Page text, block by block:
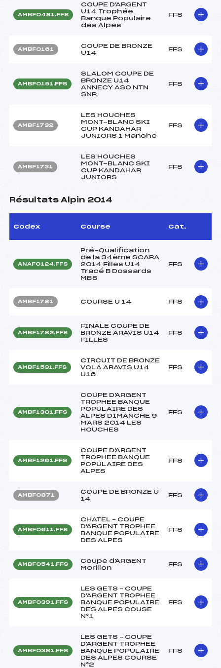
AMBF0481.FFS
COUPE D'ARGENT
U14 Trophée
Banque Populaire
des Alpes
FFS
AMBF0161
COUPE DE BRONZE
U14
FFS
AMBF0151.FFS
SLALOM COUPE DE
BRONZE U14
ANNECY ASO NTN
SNR
FFS
AMBF1732
LES HOUCHES
MONT-BLANC SKI
CUP KANDAHAR
JUNIORS 1 Manche
FFS
AMBF1731
LES HOUCHES
MONT-BLANC SKI
CUP KANDAHAR
JUNIORS
FFS
Résultats Alpin 2014
Codex Course Cat.
ANAF0124.FFS
Pré-Qualification
de la 34ème SCARA
2014 Filles U14
Tracé B Dossards
MBS
FFS
AMBF1781 COURSE U 14 FFS
AMBF1782.FFS
FINALE COUPE DE
BRONZE ARAVIS U14
FILLES
FFS
AMBF1531.FFS
CIRCUIT DE BRONZE
VOLA ARAVIS U14
U16
FFS
AMBF1301.FFS
COUPE D'ARGENT
TROPHEE BANQUE
POPULAIRE DES
ALPES DIMANCHE 9
MARS 2014 LES
HOUCHES
FFS
AMBF1261.FFS
COUPE D'ARGENT
TROPHEE BANQUE
POPULAIRE DES
ALPES
FFS
AMBF0871
COUPE DE BRONZE U
14
FFS
AMBF0611.FFS
CHATEL – COUPE
D'ARGENT TROPHEE
BANQUE POPULAIRE
DES ALPES
FFS
AMBF0541.FFS
Coupe d'ARGENT
Morillon
FFS
AMBF0391.FFS
LES GETS – COUPE
D'ARGENT TROPHEE
BANQUE POPULAIRE
DES ALPES COUSE
N°1
FFS
AMBF0381.FFS
LES GETS – COUPE
D'ARGENT TROPHEE
BANQUE POPULAIRE
DES ALPES COURSE
N°2
FFS